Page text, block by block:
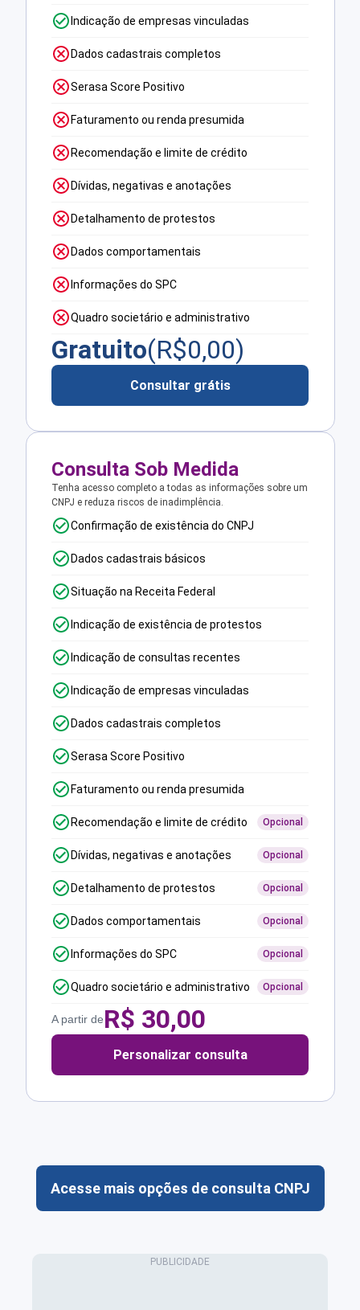
Indicação de empresas vinculadas
Dados cadastrais completos
Serasa Score Positivo
Faturamento ou renda presumida
Recomendação e limite de crédito
Dívidas, negativas e anotações
Detalhamento de protestos
Dados comportamentais
Informações do SPC
Quadro societário e administrativo
Gratuito(R$0,00)
Consultar grátis
Consulta Sob Medida
Tenha acesso completo a todas as informações sobre um
CNPJ e reduza riscos de inadimplência.
Confirmação de existência do CNPJ
Dados cadastrais básicos
Situação na Receita Federal
Indicação de existência de protestos
Indicação de consultas recentes
Indicação de empresas vinculadas
Dados cadastrais completos
Serasa Score Positivo
Faturamento ou renda presumida
Recomendação e limite de crédito Opcional
Dívidas, negativas e anotações Opcional
Detalhamento de protestos Opcional
Dados comportamentais Opcional
Informações do SPC Opcional
Quadro societário e administrativo Opcional
A partir deR$ 30,00
Personalizar consulta
Acesse mais opções de consulta CNPJ